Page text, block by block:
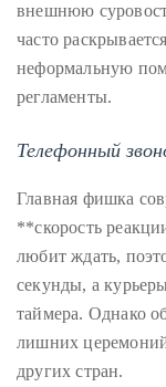
внешнюю
часто
неформальную
регламенты.
Телефонный
Главная фишка
**скорость
любит ждать,
секунды, а
таймера. Однако
лишних
других стран.